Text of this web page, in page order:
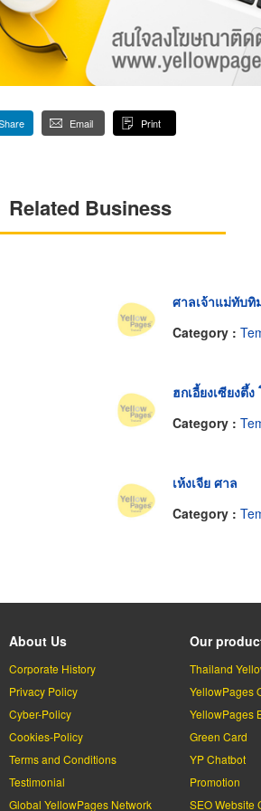
Email Print
Related Business
ศาลเจ้าแม่ทับทิ
Category :
ฮกเอี้ยงเซียงตึ้ง
Category :
เห้งเจีย ศาล
Category :
About Us
Corporate History
Privacy Policy
Cyber-Policy
Cookies-Policy
Terms and Conditions
Testimonial
Global YellowPages Network
Our
Thailand
YellowPages
YellowPages
Green Card
YP Chatbot
Promotion
SEO Website